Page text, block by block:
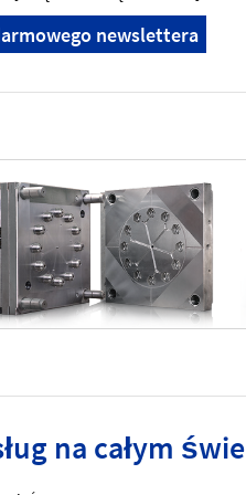
newslettera
na całym